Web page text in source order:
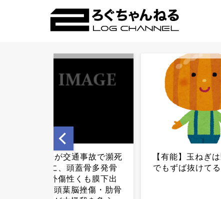
【有能】玉ねぎは野菜の中
でもずば抜けてるよな？...
【謎】熊本であ
を利用せず車中